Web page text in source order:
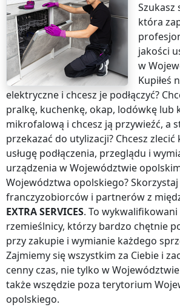
Szukasz
która
jakości
w
Kupiłeś
elektryczne i chcesz je podłączyć?
pralkę, kuchenkę, okap, lodówkę lub
mikrofalową i chcesz ją przywieźć, a
przekazać do utylizacji? Chcesz
usługę podłączenia, przeglądu i
urządzenia w Województwie
Województwa opolskiego?
franczyzobiorców i partnerów z
EXTRA SERVICES. To
rzemieślnicy, którzy bardzo chętnie
przy zakupie i wymianie każdego
Zajmiemy się wszystkim za Ciebie i
cenny czas, nie tylko w
także wszędzie poza terytorium
opolskiego.